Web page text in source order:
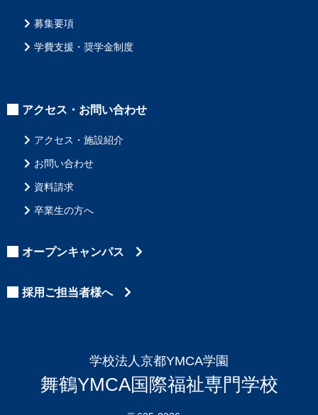
募集要項
学費支援・奨学金制度
アクセス・お問い合わせ
アクセス・施設紹介
お問い合わせ
資料請求
卒業生の方へ
オープンキャンパス
採用ご担当者様へ
学校法人京都YMCA学園
舞鶴YMCA国際福祉専門学校